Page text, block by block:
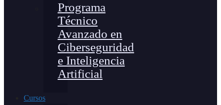
Programa
Técnico
Avanzado en
Ciberseguridad
e Inteligencia
Artificial
Cursos